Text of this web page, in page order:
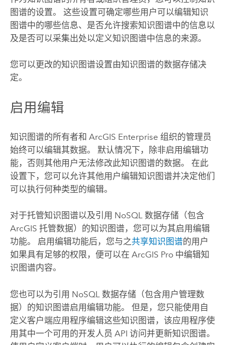
图谱的设置。 这些设置可确定哪些用户可以编辑知识
图谱中的哪些信息、是否允许搜索知识图谱中的信息以
及是否可以采集出处以定义知识图谱中信息的来源。
您可以更改的知识图谱设置由知识图谱的数据存储决
定。
启用编辑
知识图谱的所有者和 ArcGIS Enterprise 组织的管理员
始终可以编辑其数据。 默认情况下，除非启用编辑功
能，否则其他用户无法修改此知识图谱的数据。 在此
设置下，您可以允许其他用户编辑知识图谱并决定他们
可以执行何种类型的编辑。
对于托管知识图谱以及引用 NoSQL 数据存储（包含
ArcGIS 托管数据）的知识图谱，您可以为其启用编辑
功能。 启用编辑功能后，您与之共享知识图谱的用户
如果具有足够的权限，便可以在 ArcGIS Pro中编辑知
识图谱内容。
您也可以为引用 NoSQL 数据存储（包含用户管理数
据）的知识图谱启用编辑功能。 但是，您只能使用自
定义客户端应用程序编辑这些知识图谱，该应用程序使
用其中一个可用的开发人员 API 访问并更新知识图谱。